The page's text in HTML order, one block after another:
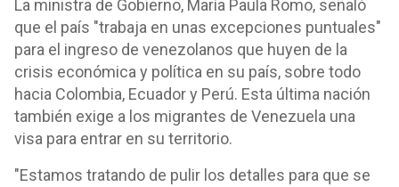
La ministra de Gobierno, María Paula Romo, señaló
que el país "trabaja en unas excepciones puntuales"
para el ingreso de venezolanos que huyen de la
crisis económica y política en su país, sobre todo
hacia Colombia, Ecuador y Perú. Esta última nación
también exige a los migrantes de Venezuela una
visa para entrar en su territorio.
"Estamos tratando de pulir los detalles para que se